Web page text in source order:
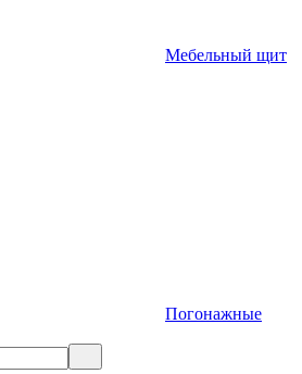
Мебельный щит
Погонажные